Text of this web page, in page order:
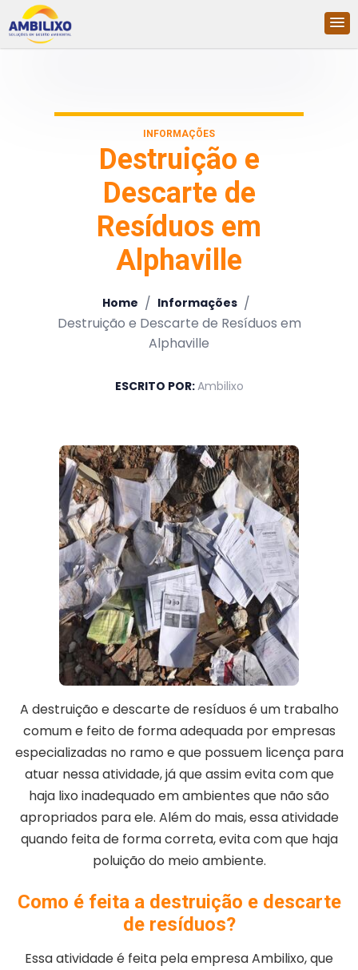
INFORMAÇÕES
Destruição e
Descarte de
Resíduos em
Alphaville
Home / Informações /
Destruição e Descarte de Resíduos em
Alphaville
ESCRITO POR:Ambilixo
A destruição e descarte de resíduos é um trabalho
comum e feito de forma adequada por empresas
especializadas no ramo e que possuem licença para
atuar nessa atividade, já que assim evita com que
haja lixo inadequado em ambientes que não são
apropriados para ele. Além do mais, essa atividade
quando feita de forma correta, evita com que haja
poluição do meio ambiente.
Como é feita a destruição e descarte
de resíduos?
Essa atividade é feita pela empresa Ambilixo, que